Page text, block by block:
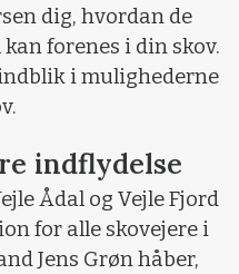
dig, hvordan de
forenes i din skov.
i mulighederne
indflydelse
Ådal og Vejle Fjord
for alle skovejere i
Jens Grøn håber,